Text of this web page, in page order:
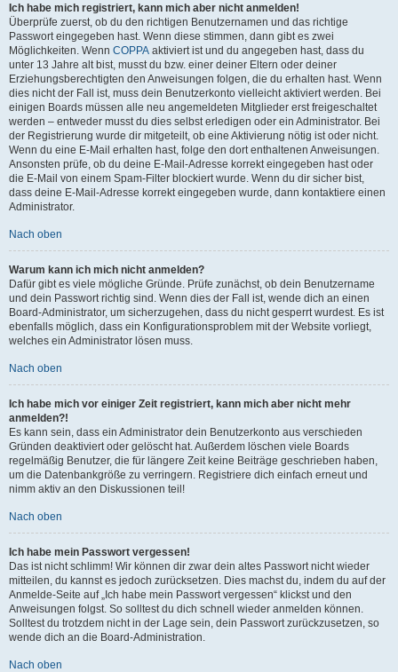
Ich habe mich registriert, kann mich aber nicht anmelden!
Überprüfe zuerst, ob du den richtigen Benutzernamen und das richtige
Passwort eingegeben hast. Wenn diese stimmen, dann gibt es zwei
Möglichkeiten. Wenn COPPA aktiviert ist und du angegeben hast, dass du
unter 13 Jahre alt bist, musst du bzw. einer deiner Eltern oder deiner
Erziehungsberechtigten den Anweisungen folgen, die du erhalten hast. Wenn
dies nicht der Fall ist, muss dein Benutzerkonto vielleicht aktiviert werden. Bei
einigen Boards müssen alle neu angemeldeten Mitglieder erst freigeschaltet
werden – entweder musst du dies selbst erledigen oder ein Administrator. Bei
der Registrierung wurde dir mitgeteilt, ob eine Aktivierung nötig ist oder nicht.
Wenn du eine E-Mail erhalten hast, folge den dort enthaltenen Anweisungen.
Ansonsten prüfe, ob du deine E-Mail-Adresse korrekt eingegeben hast oder
die E-Mail von einem Spam-Filter blockiert wurde. Wenn du dir sicher bist,
dass deine E-Mail-Adresse korrekt eingegeben wurde, dann kontaktiere einen
Administrator.
Nach oben
Warum kann ich mich nicht anmelden?
Dafür gibt es viele mögliche Gründe. Prüfe zunächst, ob dein Benutzername
und dein Passwort richtig sind. Wenn dies der Fall ist, wende dich an einen
Board-Administrator, um sicherzugehen, dass du nicht gesperrt wurdest. Es ist
ebenfalls möglich, dass ein Konfigurationsproblem mit der Website vorliegt,
welches ein Administrator lösen muss.
Nach oben
Ich habe mich vor einiger Zeit registriert, kann mich aber nicht mehr
anmelden?!
Es kann sein, dass ein Administrator dein Benutzerkonto aus verschieden
Gründen deaktiviert oder gelöscht hat. Außerdem löschen viele Boards
regelmäßig Benutzer, die für längere Zeit keine Beiträge geschrieben haben,
um die Datenbankgröße zu verringern. Registriere dich einfach erneut und
nimm aktiv an den Diskussionen teil!
Nach oben
Ich habe mein Passwort vergessen!
Das ist nicht schlimm! Wir können dir zwar dein altes Passwort nicht wieder
mitteilen, du kannst es jedoch zurücksetzen. Dies machst du, indem du auf der
Anmelde-Seite auf „Ich habe mein Passwort vergessen“ klickst und den
Anweisungen folgst. So solltest du dich schnell wieder anmelden können.
Solltest du trotzdem nicht in der Lage sein, dein Passwort zurückzusetzen, so
wende dich an die Board-Administration.
Nach oben